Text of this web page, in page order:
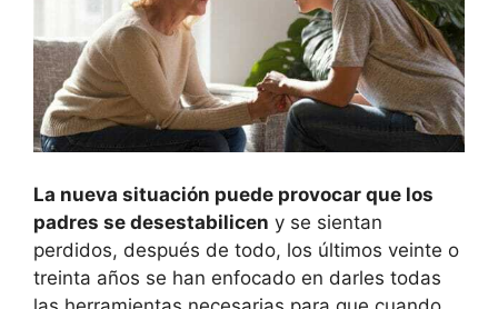
La nueva situación puede provocar que los
padres se desestabilicen y se sientan
perdidos, después de todo, los últimos veinte o
treinta años se han enfocado en darles todas